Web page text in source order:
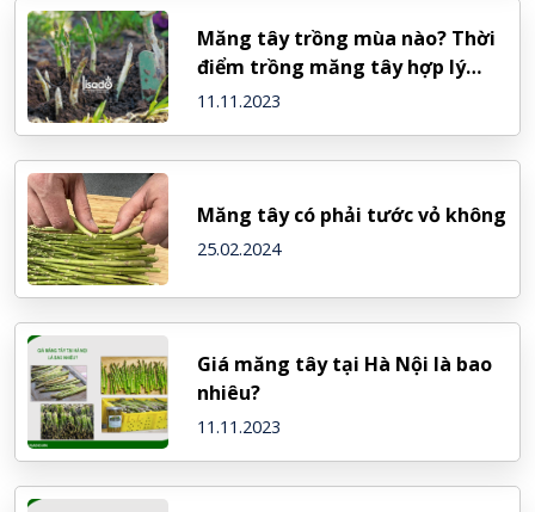
Măng tây trồng mùa nào? Thời
điểm trồng măng tây hợp lý
nhất
11.11.2023
Măng tây có phải tước vỏ không
25.02.2024
Giá măng tây tại Hà Nội là bao
nhiêu?
11.11.2023